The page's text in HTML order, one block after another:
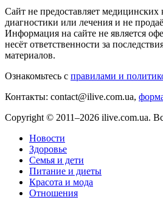
Сайт не предоставляет медицинских
диагностики или лечения и не
Информация на сайте не является
несёт ответственности за
материалов.
Ознакомьтесь с правилами и
Контакты: contact@ilive.com.ua,
Copyright © 2011–2026 ilive.com.ua.
Новости
Здоровье
Семья и дети
Питание и диеты
Красота и мода
Отношения